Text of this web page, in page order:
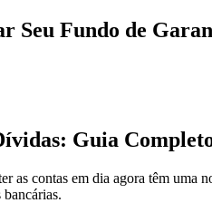
Seu Fundo de
Guia
as contas em dia agora têm